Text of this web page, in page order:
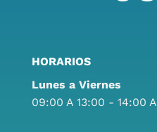
HORARIOS
Lunes a Viernes
09:00 A 13:00 - 14:00